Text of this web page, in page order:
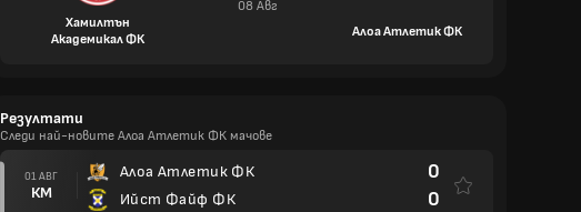
Хамилтън
Академикал ФК
08 Авг
Алоа Атлетик ФК
Резултати
Следи най-новите Алоа Атлетик ФК мачове
01 АВГ
КМ
Алоа Атлетик ФК
Ийст Файф ФК
0
0